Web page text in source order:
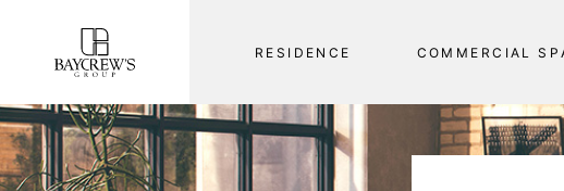
R ES I D EN C E COM M E RC IAL S P